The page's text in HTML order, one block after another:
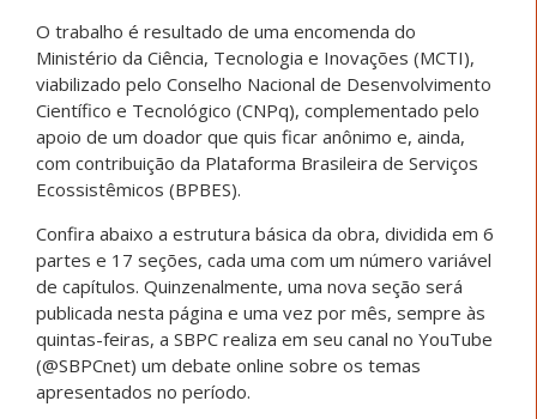
O trabalho é resultado de uma encomenda do
Ministério da Ciência, Tecnologia e Inovações (MCTI),
viabilizado pelo Conselho Nacional de Desenvolvimento
Científico e Tecnológico (CNPq), complementado pelo
apoio de um doador que quis ficar anônimo e, ainda,
com contribuição da Plataforma Brasileira de Serviços
Ecossistêmicos (BPBES).
Confira abaixo a estrutura básica da obra, dividida em 6
partes e 17 seções, cada uma com um número variável
de capítulos. Quinzenalmente, uma nova seção será
publicada nesta página e uma vez por mês, sempre às
quintas-feiras, a SBPC realiza em seu canal no YouTube
(@SBPCnet) um debate online sobre os temas
apresentados no período.